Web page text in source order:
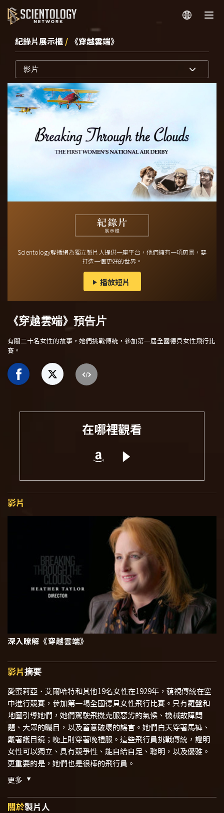
紀錄片展示櫃 / 《穿越雲端》
影片
Scientology聯播網為獨立製片人提供一座平台，他們擁有一項願景，要
打造一個更好的世界。
播放短片
《穿越雲端》預告片
有關二十名女性的故事，她們挑戰傳統，參加第一屆全國德貝女性飛行比
賽。
在哪裡觀看
影片
深入瞭解《穿越雲端》
影片摘要
愛蜜莉亞．艾爾哈特和其他19名女性在1929年，藐視傳統在空
中進行競賽，參加第一場全國德貝女性飛行比賽。只有羅盤和
地圖引導她們，她們駕駛飛機克服惡劣的氣候、機械故障問
題、大眾的矚目，以及蓄意破壞的謠言。她們白天穿著馬褲、
戴著護目鏡；晚上則穿著晚禮服。這些飛行員挑戰傳統，證明
女性可以獨立、具有競爭性、能自給自足、聰明，以及優雅。
更重要的是，她們也是很棒的飛行員。
更多
關於製片人